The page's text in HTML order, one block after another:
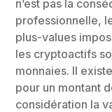
n’est pas la
professionnelle,
plus-values
les cryptoactifs
monnaies. Il
pour un montant
considération la